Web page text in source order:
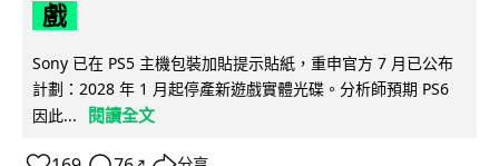
戲
Sony 已在 PS5 主機包裝加貼提示貼紙，重申官方 7 月已公布
計劃：2028 年 1 月起停產新遊戲實體光碟。分析師預期 PS6
因此...
閱讀全文